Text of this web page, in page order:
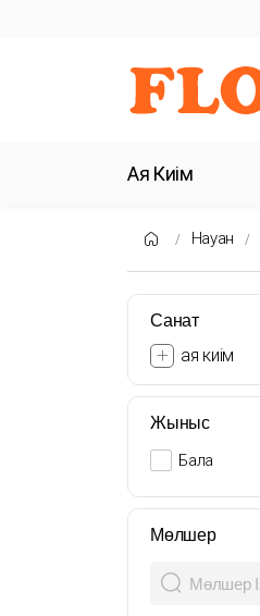
Аяқ Киім
Науқан
Санат
аяқ киім
Жыныс
Бала
Мөлшер